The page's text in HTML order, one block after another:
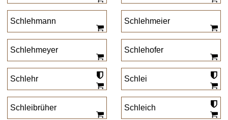
Schlehmann Schlehmeier
Schlehmeyer Schlehofer
Schlehr Schlei
Schleibrüher Schleich